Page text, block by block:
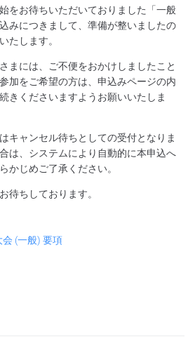
をお待ちいただいておりました「一般
みにつきまして、準備が整いましたの
たします。
まには、ご不便をおかけしましたこと
加をご希望の方は、申込みページの内
きくださいますようお願いいたしま
キャンセル待ちとしての受付となりま
は、システムにより自動的に本申込へ
かじめご了承ください。
待ちしております。
(一般) 要項